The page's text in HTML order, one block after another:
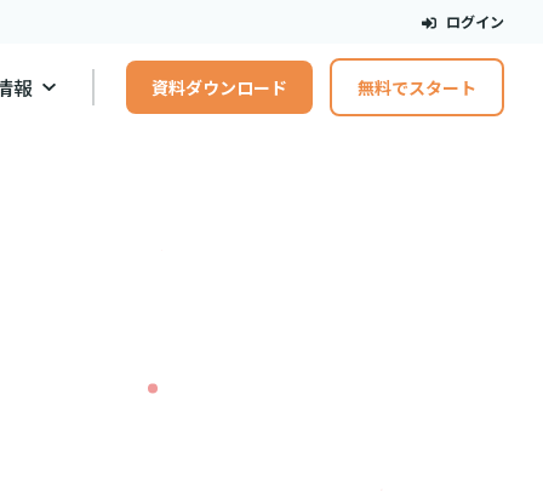
ログイン
報 資料ダウンロード 無料でスタート